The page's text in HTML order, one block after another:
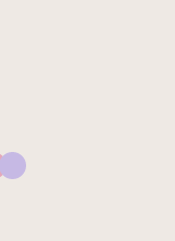
Pink & Lilac